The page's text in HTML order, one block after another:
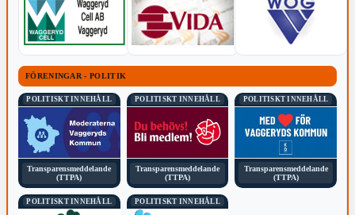
FÖRENINGAR - POLITIK
POLITISKT INNEHÅLL
Transparensmeddelande
(TTPA)
POLITISKT INNEHÅLL
Transparensmeddelande
(TTPA)
POLITISKT INNEHÅLL
Transparensmeddelande
(TTPA)
POLITISKT INNEHÅLL POLITISKT INNEHÅLL